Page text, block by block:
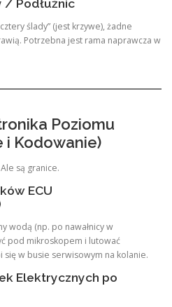
/ Podłużnic
ślady” (jest krzywe), żadne
Potrzebna jest rama naprawcza w
Poziomu
i Kodowanie)
są granice.
ECU
wodą (np. po nawałnicy w
pod mikroskopem i lutować
w busie serwisowym na kolanie.
Elektrycznych po